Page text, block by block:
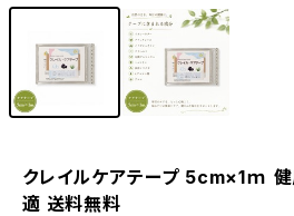
クレイルケアテープ 5cm×1ｍ
適 送料無料